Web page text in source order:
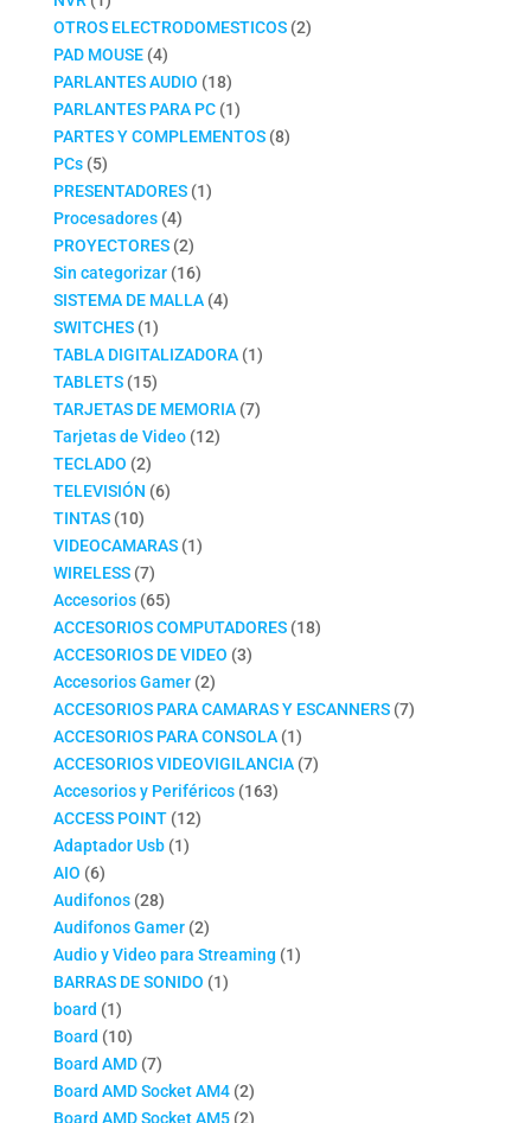
producto
OTROS ELECTRODOMESTICOS 22
PAD MOUSE 44
productos
PARLANTES AUDIO 1818
productos
PARLANTES PARA PC 11
producto
PARTES Y COMPLEMENTOS 88
PCs 55
productos
PRESENTADORES 11
Procesadores 44
productos
PROYECTORES 22
productos
Sin categorizar 1616
productos
SISTEMA DE MALLA 44
SWITCHES 11
producto
TABLA DIGITALIZADORA 11
TABLETS 1515
productos
TARJETAS DE MEMORIA 77
Tarjetas de Video 1212
TECLADO 22
productos
TELEVISIÓN 66
TINTAS 1010
productos
VIDEOCAMARAS 11
WIRELESS 77
productos
Accesorios 6565
productos
ACCESORIOS COMPUTADORES 1818
ACCESORIOS DE VIDEO 33
Accesorios Gamer 22
productos
ACCESORIOS PARA CAMARAS Y ESCANNERS 77
ACCESORIOS PARA CONSOLA 11
producto
ACCESORIOS VIDEOVIGILANCIA 77
Accesorios y Periféricos 163163
ACCESS POINT 1212
Adaptador Usb 11
AIO 66
productos
Audifonos 2828
productos
Audifonos Gamer 22
productos
Audio y Video para Streaming 11
BARRAS DE SONIDO 11
board 11
producto
Board 1010
productos
Board AMD 77
productos
Board AMD Socket AM4 22
productos
Board AMD Socket AM5 22